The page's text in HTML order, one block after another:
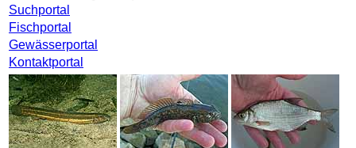
Suchportal
Fischportal
Gewässerportal
Kontaktportal